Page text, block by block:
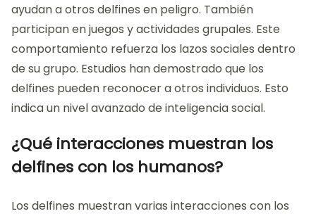
ayudan a otros delfines en peligro. También
participan en juegos y actividades grupales. Este
comportamiento refuerza los lazos sociales dentro
de su grupo. Estudios han demostrado que los
delfines pueden reconocer a otros individuos. Esto
indica un nivel avanzado de inteligencia social.
¿Qué interacciones muestran los
delfines con los humanos?
Los delfines muestran varias interacciones con los